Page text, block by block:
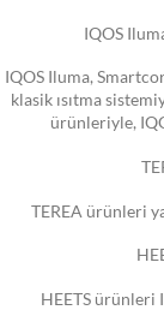
IQOS
IQOS Iluma,
klasik ısıtma
ürünleriyle,
TEREA ürünleri
HEETS ürünleri